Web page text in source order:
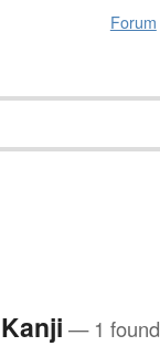
Forum
Kanji — 1 found